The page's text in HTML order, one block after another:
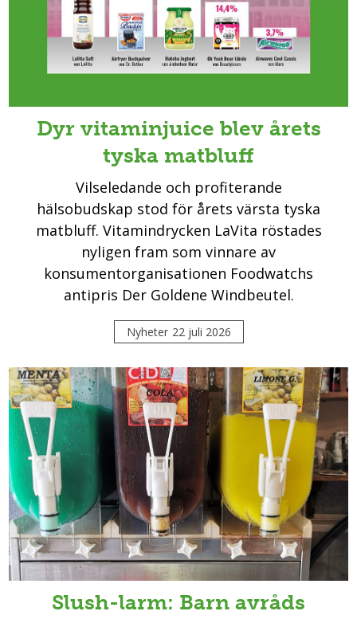
Dyr vitaminjuice blev årets
tyska matbluff
Vilseledande och profiterande
hälsobudskap stod för årets värsta tyska
matbluff. Vitamindrycken LaVita röstades
nyligen fram som vinnare av
konsumentorganisationen Foodwatchs
antipris Der Goldene Windbeutel.
Nyheter 22 juli 2026
Slush-larm: Barn avråds